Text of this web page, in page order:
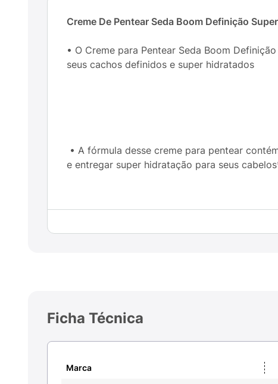
Creme De Pentear Seda Boom Definição
• O Creme para Pentear Seda Boom
seus cachos definidos e super hidratados
• A fórmula desse creme para pentear
e entregar super hidratação para seus
Ficha Técnica
Marca